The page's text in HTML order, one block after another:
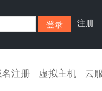
注册
注册 虚拟主机 云